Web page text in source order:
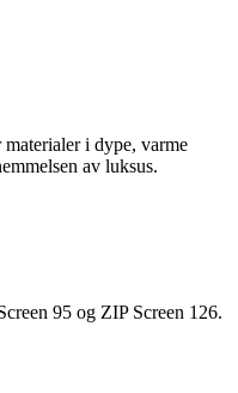
i dype, varme
av luksus.
95 og ZIP Screen 126.